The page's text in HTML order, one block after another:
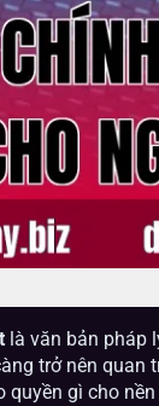
là văn bản pháp
trở nên quan
quyền gì cho